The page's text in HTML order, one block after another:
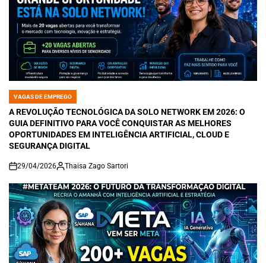
POSTED
IN
VAGAS DE EMPREGO
A REVOLUÇÃO TECNOLÓGICA DA SOLO NETWORK EM 2026: O
GUIA DEFINITIVO PARA VOCÊ CONQUISTAR AS MELHORES
OPORTUNIDADES EM INTELIGÊNCIA ARTIFICIAL, CLOUD E
SEGURANÇA DIGITAL
on
29/04/2026 Thaisa Zago Sartori